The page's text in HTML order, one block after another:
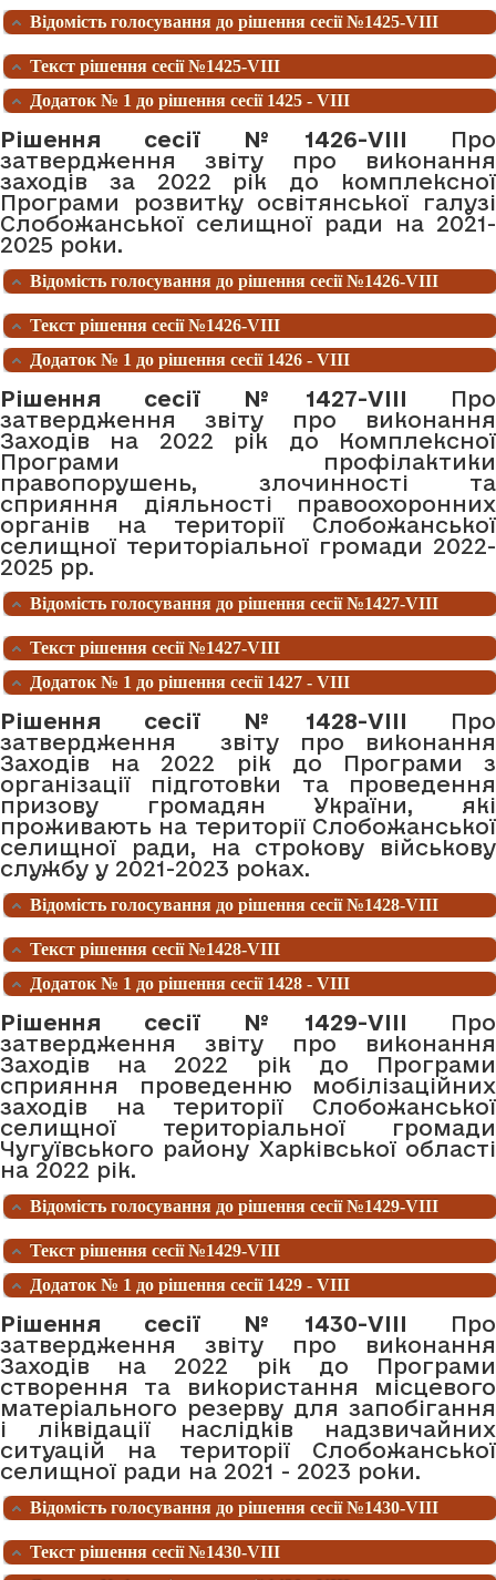
Відомість голосування до рішення сесії №1425-VIII
Текст рішення сесії №1425-VIII
Додаток № 1 до рішення сесії 1425 - VIII
Рішення сесії №1426-VIII Про
затвердження звіту про виконання
заходів за 2022 рік до комплексної
Програми розвитку освітянської галузі
Слобожанської селищної ради на 2021-
2025 роки.
Відомість голосування до рішення сесії №1426-VIII
Текст рішення сесії №1426-VIII
Додаток № 1 до рішення сесії 1426 - VIII
Рішення сесії №1427-VIII Про
затвердження звіту про виконання
Заходів на 2022 рік до Комплексної
Програми профілактики
правопорушень, злочинності та
сприяння діяльності правоохоронних
органів на території Слобожанської
селищної територіальної громади 2022-
2025 рр.
Відомість голосування до рішення сесії №1427-VIII
Текст рішення сесії №1427-VIII
Додаток № 1 до рішення сесії 1427 - VIII
Рішення сесії №1428-VIII Про
затвердження звіту про виконання
Заходів на 2022 рік до Програми з
організації підготовки та проведення
призову громадян України, які
проживають на території Слобожанської
селищної ради, на строкову військову
службу у 2021-2023 роках.
Відомість голосування до рішення сесії №1428-VIII
Текст рішення сесії №1428-VIII
Додаток № 1 до рішення сесії 1428 - VIII
Рішення сесії №1429-VIII Про
затвердження звіту про виконання
Заходів на 2022 рік до Програми
сприяння проведенню мобілізаційних
заходів на території Слобожанської
селищної територіальної громади
Чугуївського району Харківської області
на 2022 рік.
Відомість голосування до рішення сесії №1429-VIII
Текст рішення сесії №1429-VIII
Додаток № 1 до рішення сесії 1429 - VIII
Рішення сесії №1430-VIII Про
затвердження звіту про виконання
Заходів на 2022 рік до Програми
створення та використання місцевого
матеріального резерву для запобігання
і ліквідації наслідків надзвичайних
ситуацій на території Слобожанської
селищної ради на 2021 - 2023 роки.
Відомість голосування до рішення сесії №1430-VIII
Текст рішення сесії №1430-VIII